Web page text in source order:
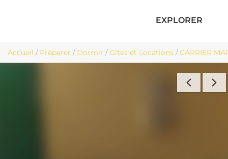
EXPLORER
Accueil / Préparer / Dormir /Gîtes et Locations /CARRIER